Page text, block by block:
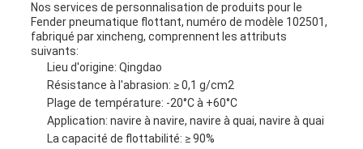
Nos services de personnalisation de produits pour le
Fender pneumatique flottant, numéro de modèle 102501,
fabriqué par xincheng, comprennent les attributs
suivants:
Lieu d'origine: Qingdao
Résistance à l'abrasion: ≥ 0,1 g/cm2
Plage de température: -20°C à +60°C
Application: navire à navire, navire à quai, navire à quai
La capacité de flottabilité: ≥ 90%